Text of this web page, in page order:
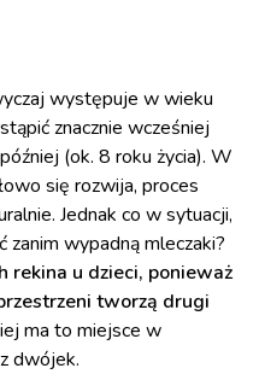
występuje w wieku
znacznie wcześniej
(ok. 8 roku życia). W
się rozwija, proces
Jednak co w sytuacji,
zanim wypadną mleczaki?
rekina u dzieci, ponieważ
tworzą drugi
ma to miejsce w
dwójek.